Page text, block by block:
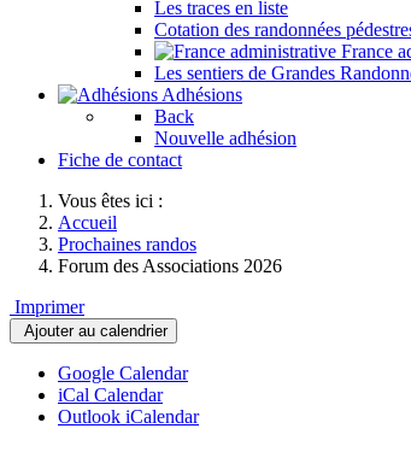
Les traces en liste
Cotation des randonnées
France
Les sentiers de Grandes
Adhésions
Back
Nouvelle adhésion
Fiche de contact
Vous êtes ici :
Accueil
Prochaines randos
Forum des Associations 2026
Imprimer
Ajouter au calendrier
Google Calendar
iCal Calendar
Outlook iCalendar